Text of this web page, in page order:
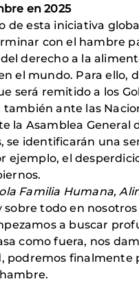
en 2025
de esta iniciativa
con el hambre
derecho a la
el mundo. Para ello,
será remitido a los
también ante las
la Asamblea General
se identificarán una
ejemplo, el
Familia Humana,
todo en
a buscar
como fuera, nos
podremos finalmente